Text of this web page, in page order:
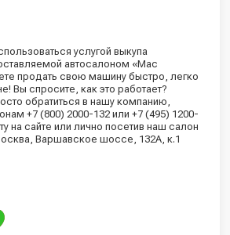
услугой выкупа
автосалоном «Мас
продать свою машину быстро, легко
Вы спросите, как это работает?
обратиться в нашу компанию,
+7 (800) 2000-132 или +7 (495) 1200-
на сайте или лично посетив наш салон
Варшавское шоссе, 132А, к.1